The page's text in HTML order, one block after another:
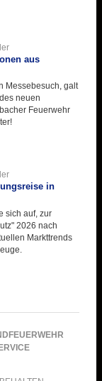
aus
Messebesuch, galt
neuen
Feuerwehr
in
sich auf, zur
2026 nach
Markttrends